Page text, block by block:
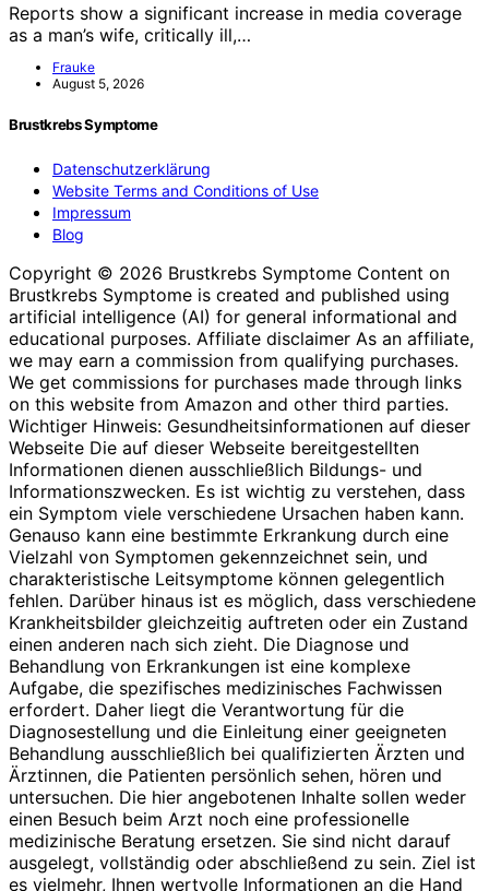
Reports show a significant increase in media coverage
as a man’s wife, critically ill,…
Frauke
August 5, 2026
Brustkrebs Symptome
Datenschutzerklärung
Website Terms and Conditions of Use
Impressum
Blog
Copyright © 2026 Brustkrebs Symptome Content on
Brustkrebs Symptome is created and published using
artificial intelligence (AI) for general informational and
educational purposes. Affiliate disclaimer As an affiliate,
we may earn a commission from qualifying purchases.
We get commissions for purchases made through links
on this website from Amazon and other third parties.
Wichtiger Hinweis: Gesundheitsinformationen auf dieser
Webseite Die auf dieser Webseite bereitgestellten
Informationen dienen ausschließlich Bildungs- und
Informationszwecken. Es ist wichtig zu verstehen, dass
ein Symptom viele verschiedene Ursachen haben kann.
Genauso kann eine bestimmte Erkrankung durch eine
Vielzahl von Symptomen gekennzeichnet sein, und
charakteristische Leitsymptome können gelegentlich
fehlen. Darüber hinaus ist es möglich, dass verschiedene
Krankheitsbilder gleichzeitig auftreten oder ein Zustand
einen anderen nach sich zieht. Die Diagnose und
Behandlung von Erkrankungen ist eine komplexe
Aufgabe, die spezifisches medizinisches Fachwissen
erfordert. Daher liegt die Verantwortung für die
Diagnosestellung und die Einleitung einer geeigneten
Behandlung ausschließlich bei qualifizierten Ärzten und
Ärztinnen, die Patienten persönlich sehen, hören und
untersuchen. Die hier angebotenen Inhalte sollen weder
einen Besuch beim Arzt noch eine professionelle
medizinische Beratung ersetzen. Sie sind nicht darauf
ausgelegt, vollständig oder abschließend zu sein. Ziel ist
es vielmehr, Ihnen wertvolle Informationen an die Hand